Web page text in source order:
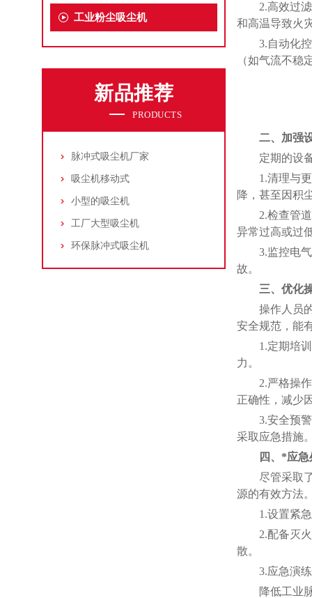
工业粉尘吸尘机
新品推荐
PRODUCTS
脉冲式吸尘机厂家
吸尘机移动式
小型的吸尘机
工厂大型吸尘机
环保脉冲式吸尘机
2.高效过滤
和高温导致火
3.自动化控
（如气流不稳
二、加强
定期的设备
1.清理与更
降，甚至因积
2.检查管道
异常过高或过
3.监控电气
故。
三、优化
操作人员的
安全规范，能
1.定期培训
力。
2.严格操作
正确性，减少
3.安全预警
采取应急措施
四、*应
尽管采取了
源的有效方法
1.设置紧急
2.配备灭火
散。
3.应急演练
降低工业脉